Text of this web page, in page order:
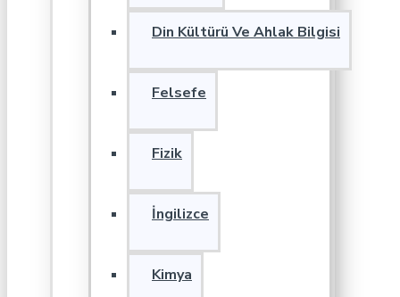
Din Kültürü Ve Ahlak Bilgisi
Felsefe
Fizik
İngilizce
Kimya